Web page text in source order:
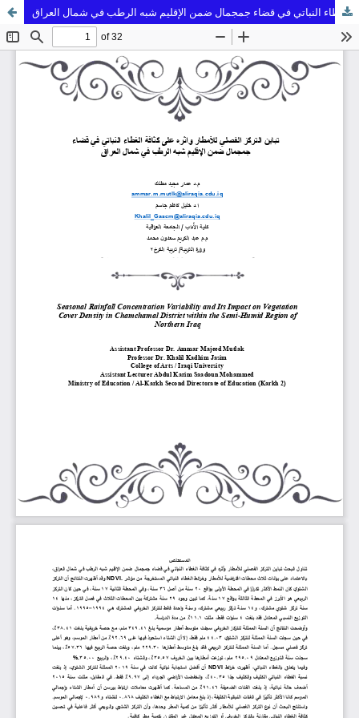
تباين التركز الفصلي للأمطار واثره على كثافة الغطاء النباتي في قضاء جمجمال ضمن الإقليم شبه الرطب في شمال العراق